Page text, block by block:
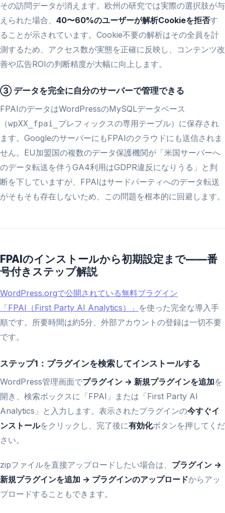
その訪問データが消えます。欧州の研究では実際の選択肢が与
えられた場合、 40〜60%のユーザーが解析Cookieを拒否す
ることが示されています。Cookie不要の解析はその全員を計
測するため、アクセス数が実態を正確に反映し、コンテンツ改
善や広告ROIの判断精度が大幅に向上します。
③ データを完全に自分のサーバーで管理できる
FPAIのデータはWordPressのMySQLデータベース
（wpXX_fpai_ プレフィックスの専用テーブル）に保存され
ます。GoogleのサーバーにもFPAIのクラウドにも送信されま
せん。EU加盟国の複数のデータ保護機関が「米国サーバーへ
のデータ転送を伴うGA4利用はGDPR違反になりうる」と判
断を下していますが、FPAIはサードパーティへのデータ転送
がそもそも存在しないため、この問題を根本的に回避します。
FPAIのインストールから初期設定まで――番
号付きステップ解説
WordPress.orgで公開されている無料プラグイン
「FPAI（First Party AI Analytics）」 を使った完全な導入手
順です。所要時間は約5分、外部アカウントの登録は一切不要
です。
ステップ1：プラグインを検索してインストールする
WordPress管理画面でプラグイン → 新規プラグインを追加を
開き、検索ボックスに「FPAI」または「First Party AI
Analytics」と入力します。表示されたプラグインの今すぐイ
ンストールをクリックし、完了後に有効化ボタンを押してくだ
さい。
zipファイルを直接アップロードしたい場合は、 プラグイン →
新規プラグインを追加 → プラグインのアップロードからアッ
プロードすることもできます。